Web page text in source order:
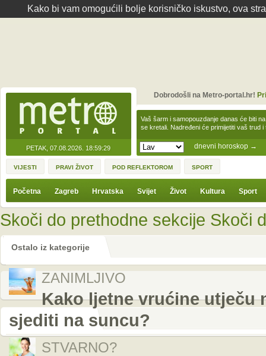
Kako bi vam omogućili bolje korisničko iskustvo, ova
PETAK, 07.08.2026. 18:59:29 dnevni horoskop →
Vaš šarm i samopouzdanje danas će biti
se kretali. Nadređeni će primijetiti vaš trud
Dobrodošli na Metro-portal.hr!
VIJESTI PRAVI ŽIVOT POD REFLEKTOROM SPORT
Početna Zagreb Hrvatska Svijet Život Kultura Sport
Skoči do prethodne sekcije Skoči
Ostalo iz kategorije
ZANIMLJIVO
Kako ljetne vrućine utječu
sjediti na suncu?
STVARNO?